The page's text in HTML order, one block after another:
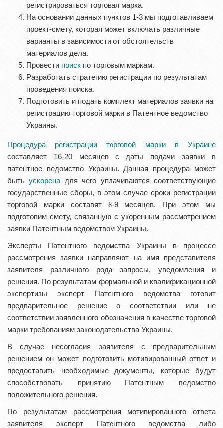
регистрироваться торговая марка.
На основании данных пунктов 1-3 мы подготавливаем
проект-смету, которая может включать различные
варианты в зависимости от обстоятельств
материалов дела.
Провести поиск по торговым маркам.
Разработать стратегию регистрации по результатам
проведения поиска.
Подготовить и подать комплект материалов заявки на
регистрацию торговой марки в Патентное ведомство
Украины.
Процедура регистрации торговой марки в Украине
составляет 16-20 месяцев с даты подачи заявки в
патентное ведомство Украины. Данная процедура может
бытьускорена для чего уплачиваются соответствующие
государственные сборы, в этом случае сроки регистрации
торговой марки составят 8-9 месяцев. При этом мы
подготовим смету, связанную с укоренным рассмотрением
заявки Патентным ведомством Украины.
Эксперты Патентного ведомства Украины в процессе
рассмотрения заявки направляют на имя представителя
заявителя различного рода запросы, уведомления и
решения. По результатам формальной и квалификационной
экспертизы эксперт Патентного ведомства готовит
предварительное решение о соответствии или не
соответствии заявленного обозначения в качестве торговой
марки требованиям законодательства Украины.
В случае несогласия заявителя с предварительным
решением он может подготовить мотивированный ответ и
предоставить необходимые документы, которые будут
способствовать принятию Патентным ведомство
положительного решения.
По результатам рассмотрения мотивированного ответа
заявителя эксперт Патентного ведомства либо